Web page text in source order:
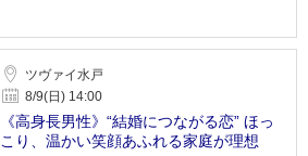
ツヴァイ水戸
8/9(日) 14:00
《高身長男性》“結婚につながる恋” ほっ
こり、温かい笑顔あふれる家庭が理想